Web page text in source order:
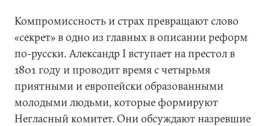
Компромиссность и страх превращают слово
«секрет» в одно из главных в описании реформ
по-русски. Александр I вступает на престол в
1801 году и проводит время с четырьмя
приятными и европейски образованными
молодыми людьми, которые формируют
Негласный комитет. Они обсуждают назревшие